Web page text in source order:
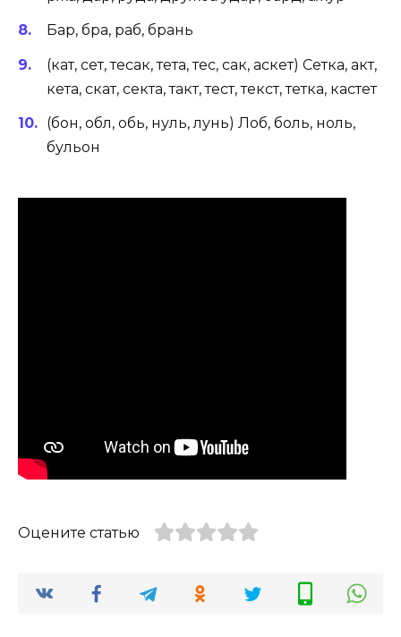
Бар, бра, раб, брань
(кат, сет, тесак, тета, тес, сак, аскет) Сетка, акт,
кета, скат, секта, такт, тест, текст, тетка, кастет
(бон, обл, обь, нуль, лунь) Лоб, боль, ноль,
бульон
Оцените статью